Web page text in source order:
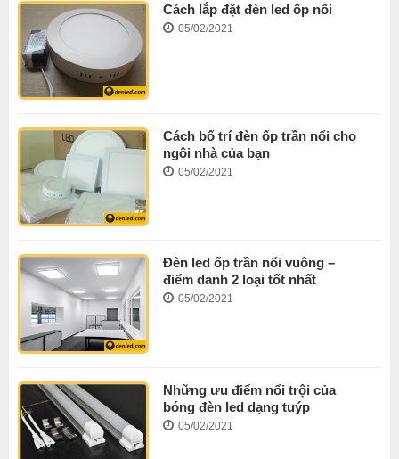
Cách lắp đặt đèn led ốp nổi
05/02/2021
Cách bố trí đèn ốp trần nổi cho
ngôi nhà của bạn
05/02/2021
Đèn led ốp trần nổi vuông –
điểm danh 2 loại tốt nhất
05/02/2021
Những ưu điểm nổi trội của
bóng đèn led dạng tuýp
05/02/2021